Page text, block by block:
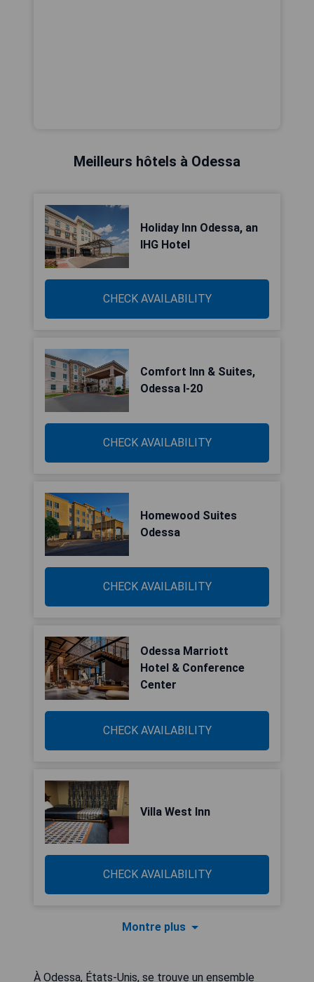
Meilleurs hôtels à Odessa
Holiday Inn Odessa, an
IHG Hotel
CHECK AVAILABILITY
Comfort Inn & Suites,
Odessa I-20
CHECK AVAILABILITY
Homewood Suites
Odessa
CHECK AVAILABILITY
Odessa Marriott
Hotel & Conference
Center
CHECK AVAILABILITY
Villa West Inn
CHECK AVAILABILITY
Montre plus
À Odessa, États-Unis, se trouve un ensemble